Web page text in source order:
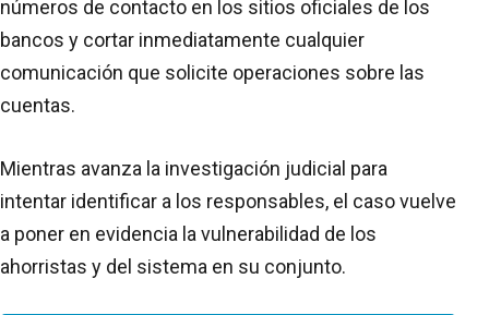
números de contacto en los sitios oficiales de los
bancos y cortar inmediatamente cualquier
comunicación que solicite operaciones sobre las
cuentas.
Mientras avanza la investigación judicial para
intentar identificar a los responsables, el caso vuelve
a poner en evidencia la vulnerabilidad de los
ahorristas y del sistema en su conjunto.